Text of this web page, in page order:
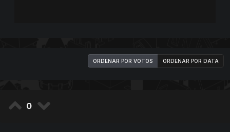
ORDENAR POR VOTOS ORDENAR POR DATA
0